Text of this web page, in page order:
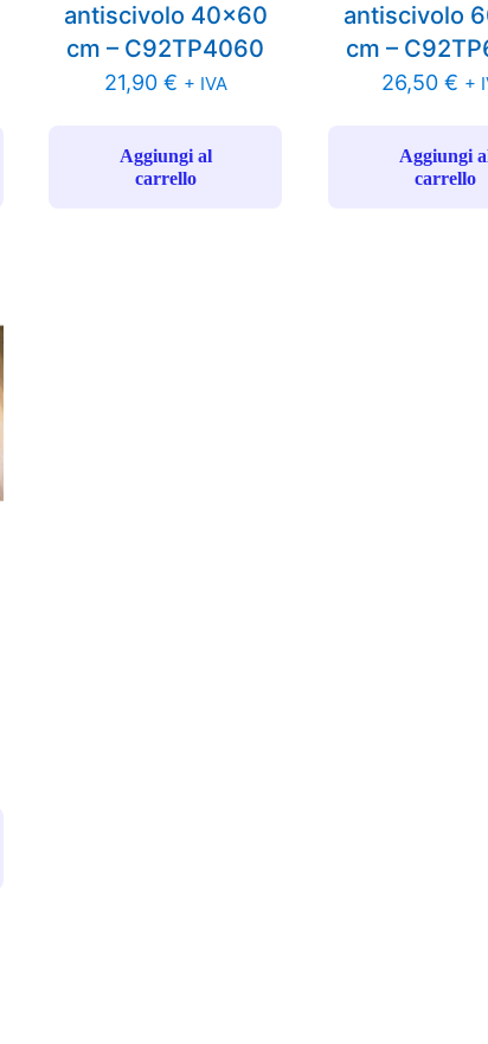
antiscivolo 40×60
cm – C92TP4060
21,90 € + IVA
Aggiungi al
carrello
antiscivolo
cm –
26,50€ +
Aggiungi
carrello